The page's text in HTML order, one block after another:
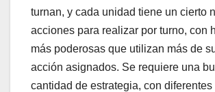
turnan, y cada unidad tiene un cierto
acciones para realizar por turno, con
más poderosas que utilizan más de
acción asignados. Se requiere una
cantidad de estrategia, con diferentes